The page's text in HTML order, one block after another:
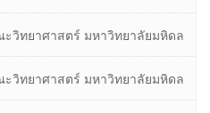
ะวิทยาศาสตร์ มหาวิทยาลัยมหิดล
ะวิทยาศาสตร์ มหาวิทยาลัยมหิดล